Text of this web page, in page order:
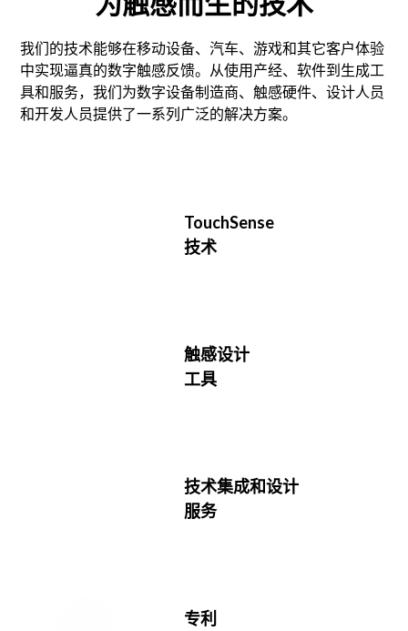
我们的技术能够在移动设备、汽车、游戏和其它客户体验
中实现逼真的数字触感反馈。从使用产经、软件到生成工
具和服务，我们为数字设备制造商、触感硬件、设计人员
和开发人员提供了一系列广泛的解决方案。
TouchSense
技术
触感设计
工具
技术集成和设计
服务
专利